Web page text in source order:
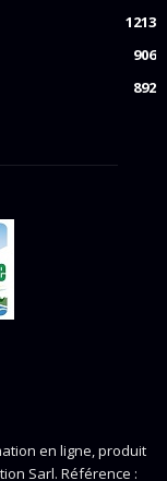
1213
906
892
en ligne, produit
Sarl. Référence :